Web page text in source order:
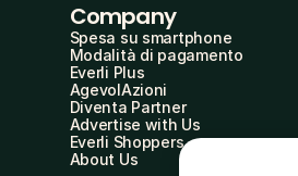
Company
Spesa su smartphone
Modalità di pagamento
Everli Plus
AgevolAzioni
Diventa Partner
Advertise with Us
Everli Shoppers
About Us